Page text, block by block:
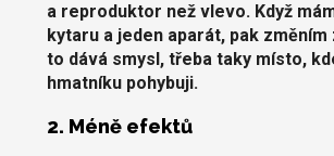
a reproduktor než vlevo. Když
kytaru a jeden aparát, pak změním
to dává smysl, třeba taky místo,
hmatníku pohybuji.
2. Méně efektů